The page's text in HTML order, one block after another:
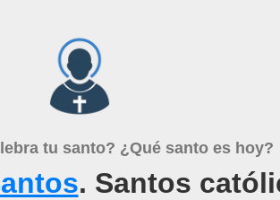
tu santo? ¿Qué santo es hoy?
. Santos